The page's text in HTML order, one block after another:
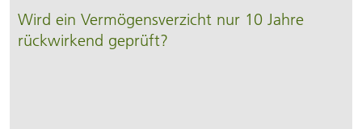
Wird ein Vermögens­verzicht nur 10 Jahre
rückwirkend geprüft?